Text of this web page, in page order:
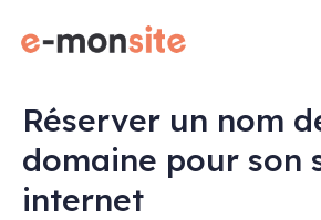
Réserver un nom
domaine pour son
internet